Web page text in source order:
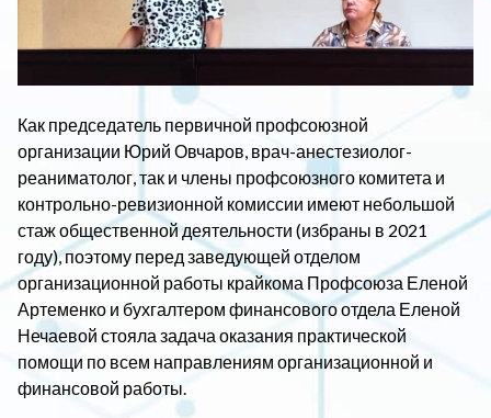
Как председатель первичной профсоюзной
организации Юрий Овчаров, врач-анестезиолог-
реаниматолог, так и члены профсоюзного комитета и
контрольно-ревизионной комиссии имеют небольшой
стаж общественной деятельности (избраны в 2021
году), поэтому перед заведующей отделом
организационной работы крайкома Профсоюза Еленой
Артеменко и бухгалтером финансового отдела Еленой
Нечаевой стояла задача оказания практической
помощи по всем направлениям организационной и
финансовой работы.